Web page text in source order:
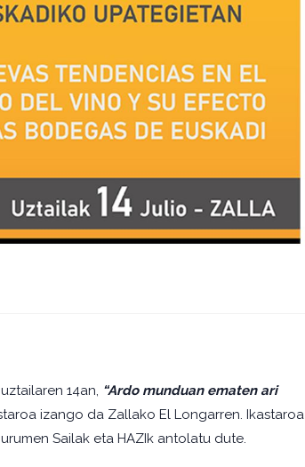
14an, “Ardo munduan ematen ari
izango da Zallako El Longarren. Ikastaroa
Sailak eta HAZIk antolatu dute.